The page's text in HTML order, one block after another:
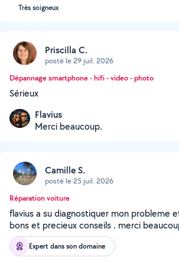
Très soigneux
Priscilla C.
posté le 29 juil. 2026
Dépannage smartphone - hifi - video - photo
Sérieux
Flavius
Merci beaucoup.
Camille S.
posté le 25 juil. 2026
Réparation voiture
flavius a su diagnostiquer mon probleme
bons et precieux conseils . merci
Expert dans son domaine